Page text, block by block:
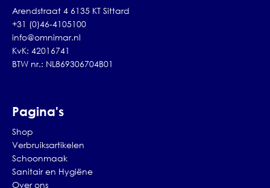
Arendstraat 4 6135 KT Sittard
+31 (0)46-4105100
info@omnimar.nl
KvK: 42016741
BTW nr.: NL869306704B01
Pagina's
Shop
Verbruiksartikelen
Schoonmaak
Sanitair en Hygiëne
Over ons